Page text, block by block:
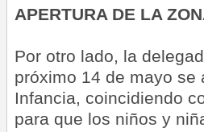
APERTURA DE LA
Por otro lado, la
próximo 14 de mayo se
Infancia, coincidiendo
para que los niños y